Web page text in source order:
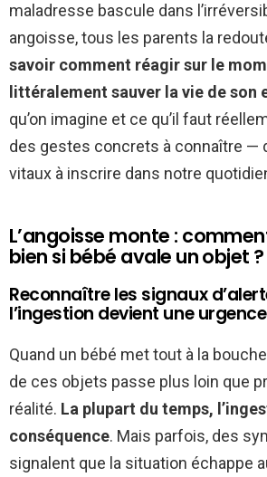
maladresse bascule dans
angoisse, tous les parents la
savoir comment réagir sur le
littéralement sauver la vie de son
qu’on imagine et ce qu’il faut
des gestes concrets à connaître —
vitaux à inscrire dans notre
L’angoisse monte :
bien si bébé avale un objet ?
Reconnaître les signaux
l’ingestion devient une urgence
Quand un bébé met tout à la
de ces objets passe plus loin que
réalité. La plupart du temps,
conséquence. Mais parfois, des
signalent que la situation échappe